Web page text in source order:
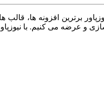
برترین افزونه ها، قالب